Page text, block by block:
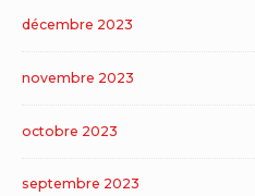
décembre 2023
novembre 2023
octobre 2023
septembre 2023